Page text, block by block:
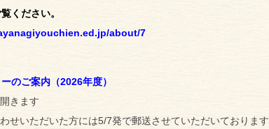
ください。
about/7
のご案内（2026年度）
きます
せいただいた方には5/7発で郵送させていただいております